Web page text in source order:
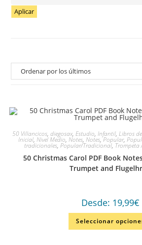
Aplicar
50 Villancicos, diegosax, Estudio, Infantil, Libros
Inicial, Nivel Medio, Notes, Notes,Popular,
tradicionales, Popular/Tradicional, Trompeta
50 Christmas Carol PDF Book
Trumpet and
Desde: 19,99€
Seleccionar